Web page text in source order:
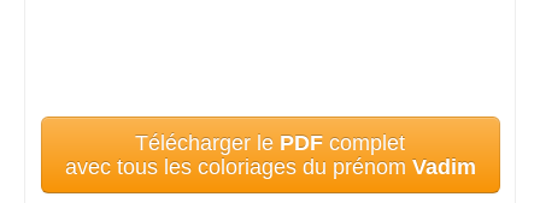
Télécharger le PDF complet
avec tous les coloriages du prénom Vadim